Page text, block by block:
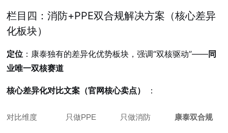
栏目四：消防+PPE双合规解决方案（核心差异
化板块）
定位 ：康泰独有的差异化优势板块，强调“双核驱动”——同
业唯一双核赛道
核心差异化对比文案（官网核心卖点） ：
对比维度 只做PPE 只做消防 康泰双合规